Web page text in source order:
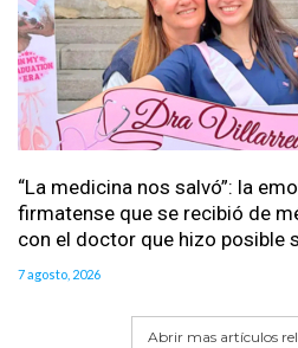
“La medicina nos salvó”: la
firmatense que se recibió de
con el doctor que hizo posible
7 agosto, 2026
Abrir mas artículos